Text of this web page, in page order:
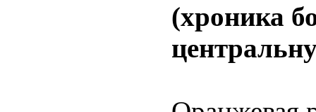
(хроника